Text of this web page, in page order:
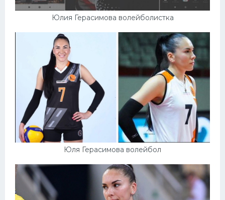
Юлия Герасимова волейболистка
Юля Герасимова волейбол